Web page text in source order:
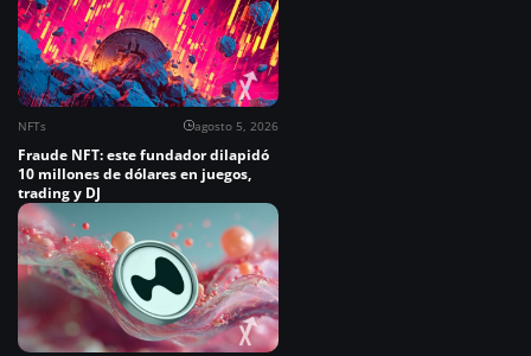
NFTs agosto 5, 2026
Fraude NFT: este fundador dilapidó
10 millones de dólares en juegos,
trading y DJ